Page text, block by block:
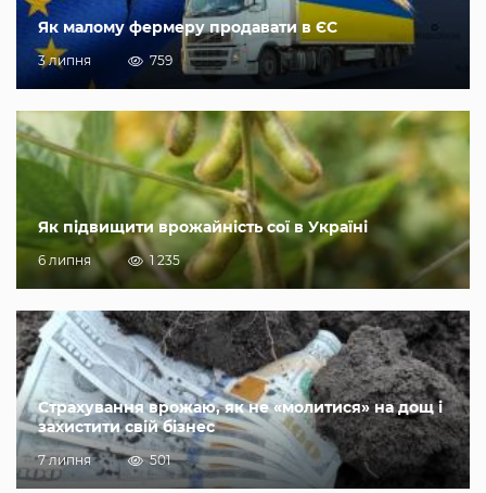
Як малому фермеру продавати в ЄС
3 липня 759
Як підвищити врожайність сої в Україні
6 липня 1 235
Страхування врожаю, як не «молитися» на дощ і
захистити свій бізнес
7 липня 501